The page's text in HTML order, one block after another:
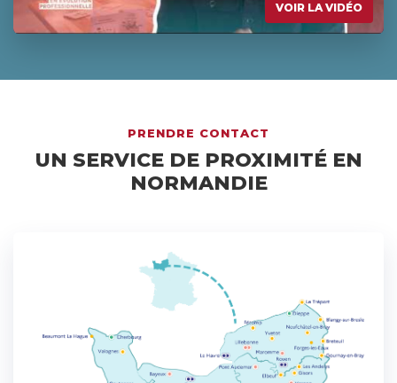
VOIR LA VIDÉO
PRENDRE CONTACT
UN SERVICE DE PROXIMITÉ EN
NORMANDIE